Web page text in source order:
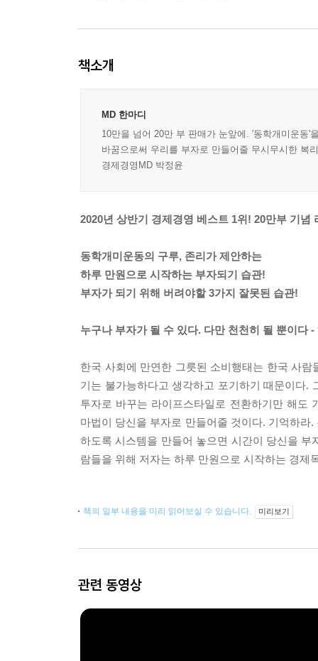
책소개
MD 한마디
10만을 넘어 20만 부 판매가 눈앞에. '동학개미운동
바꿈으로써 우리를 부자로 만들어줄 무시무시한 복
경제경영MD 박정윤
2020년 상반기 경제경영 베스트 1위! 20만부 기념
동학개미운동의 구루, 존리가 제안하는
하루 만원으로 시작하는 부자되기 습관!
부자가 되기 위해 버려야할 3가지 잘못된 습관!
누구나 부자가 될 수 있다. 다만 천천히 될 뿐이다
한국 사회에 만연한 그릇된 소비행태는 한국 사
기는 불가능하다고 생각하고 포기하기 때문이다.
투자로 바꾸는 라이프스타일로 전환하기만 해도
마법이 당신을 부자로 만들어줄 것이다. 기억하
하도록 시스템을 만들어 놓으면 시간이 당신을
람들을 위해 저자는 하루 만원으로 시작하는 경제
책의 일부 내용을 미리 읽어보실 수 있습니다. 미리보기
관련 동영상